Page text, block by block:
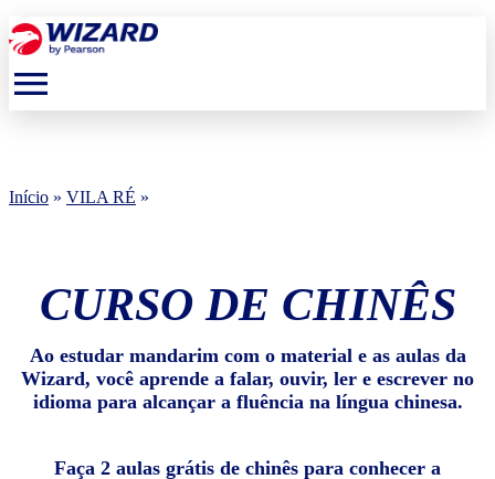
menu
Início » VILA RÉ »
CURSO DE CHINÊS
Ao estudar mandarim com o material e as aulas da
Wizard, você aprende a falar, ouvir, ler e escrever no
idioma para alcançar a fluência na língua chinesa.
Faça 2 aulas grátis de chinês para conhecer a